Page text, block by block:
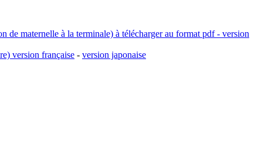
de maternelle à la terminale) à télécharger au format pdf - version
version française - version japonaise